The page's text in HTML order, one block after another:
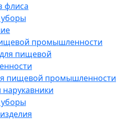
флиса
промышленности
пищевой
пищевой промышленности